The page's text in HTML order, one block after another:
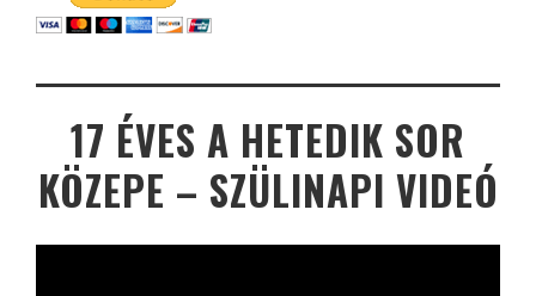
17 ÉVES A HETEDIK SOR
KÖZEPE – SZÜLINAPI VIDEÓ